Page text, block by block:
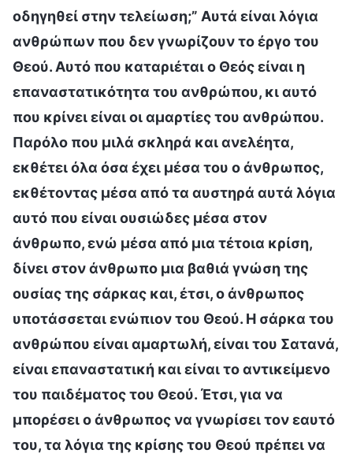
οδηγηθεί στην τελείωση;” Αυτά είναι λόγια
ανθρώπων που δεν γνωρίζουν το έργο του
Θεού. Αυτό που καταριέται ο Θεός είναι η
επαναστατικότητα του ανθρώπου, κι αυτό
που κρίνει είναι οι αμαρτίες του ανθρώπου.
Παρόλο που μιλά σκληρά και ανελέητα,
εκθέτει όλα όσα έχει μέσα του ο άνθρωπος,
εκθέτοντας μέσα από τα αυστηρά αυτά λόγια
αυτό που είναι ουσιώδες μέσα στον
άνθρωπο, ενώ μέσα από μια τέτοια κρίση,
δίνει στον άνθρωπο μια βαθιά γνώση της
ουσίας της σάρκας και, έτσι, ο άνθρωπος
υποτάσσεται ενώπιον του Θεού. Η σάρκα του
ανθρώπου είναι αμαρτωλή, είναι του Σατανά,
είναι επαναστατική και είναι το αντικείμενο
του παιδέματος του Θεού. Έτσι, για να
μπορέσει ο άνθρωπος να γνωρίσει τον εαυτό
του, τα λόγια της κρίσης του Θεού πρέπει να